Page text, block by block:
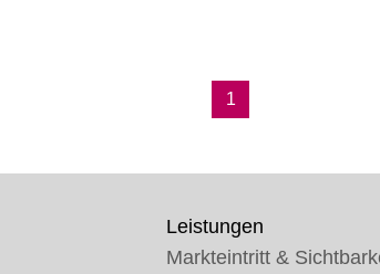
1
Leistungen
Markteintritt &